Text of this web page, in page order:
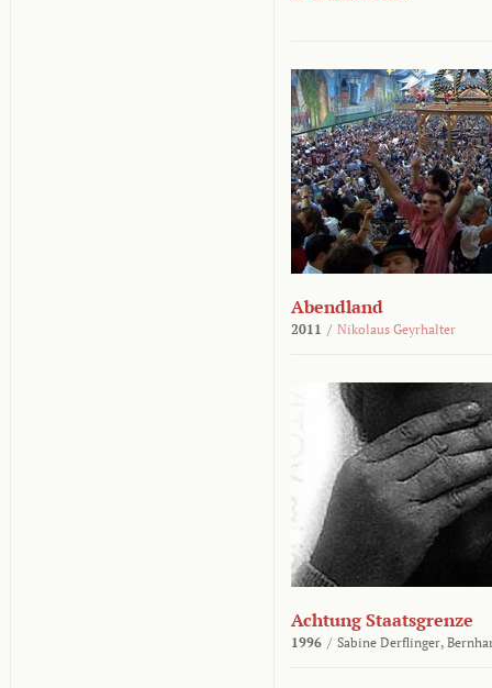
Abendland
2011 / Nikolaus Geyrhalter
Achtung Staatsgrenze
1996 / Sabine Derflinger,